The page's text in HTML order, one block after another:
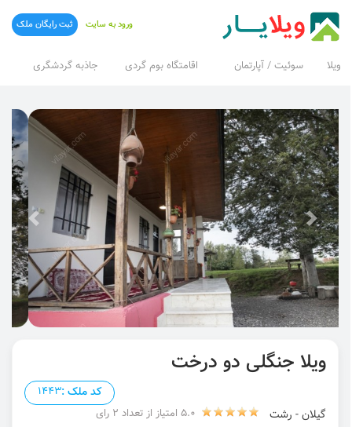
ویلا سوئیت / آپارتمان اقامتگاه بوم گردی جاذبه گردشگری
ورود به سایت ثبت رایگان ملک
ویلا جنگلی دو درخت
کد ملک :1443
گیلان - رشت
5.0 امتیاز از تعداد 2 رای